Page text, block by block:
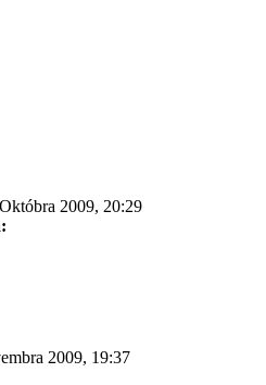
2009, 20:29
2009, 19:37